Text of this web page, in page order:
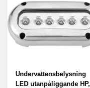
Undervattensbelysning
LED utanpåliggande HP,